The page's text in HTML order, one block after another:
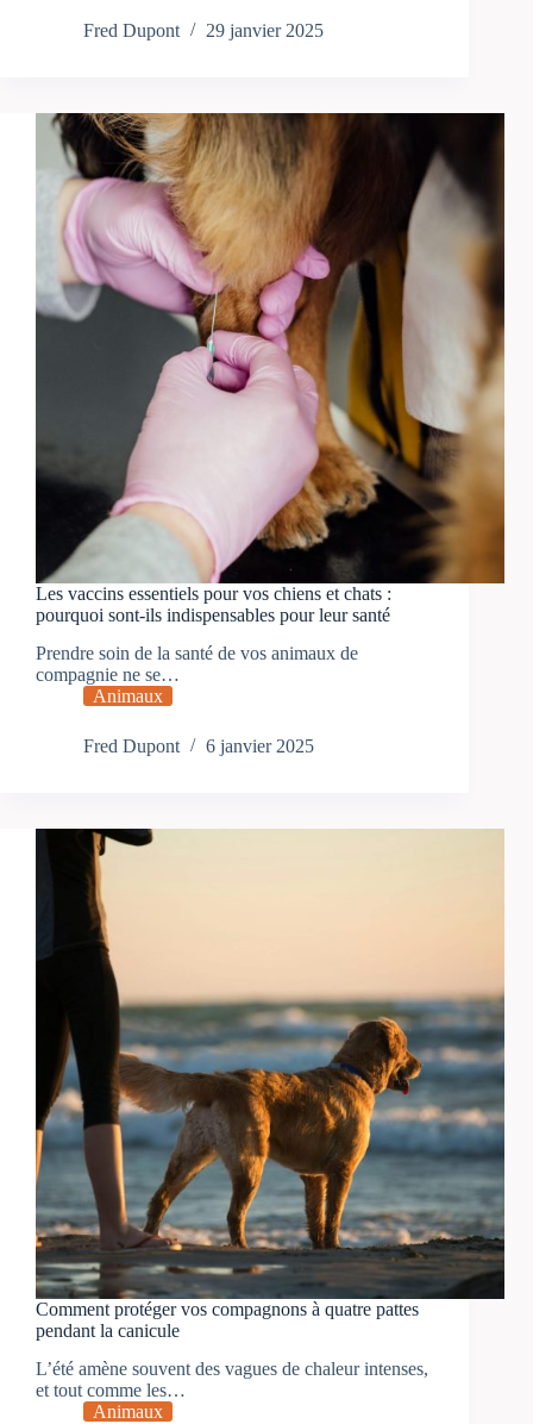
Fred Dupont 29 janvier 2025
Les vaccins essentiels pour vos chiens et chats :
pourquoi sont-ils indispensables pour leur santé
Prendre soin de la santé de vos animaux de
compagnie ne se…
Animaux
Fred Dupont 6 janvier 2025
Comment protéger vos compagnons à quatre pattes
pendant la canicule
L’été amène souvent des vagues de chaleur intenses,
et tout comme les…
Animaux